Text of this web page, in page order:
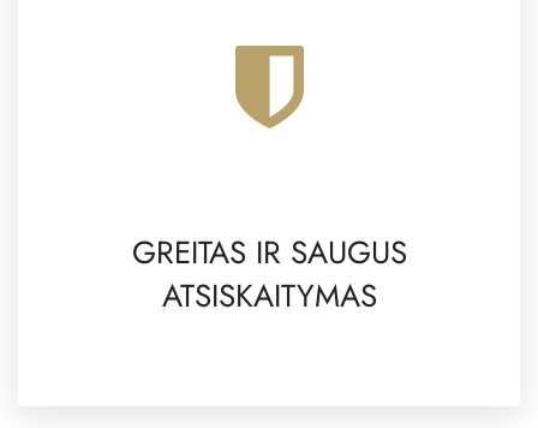
GREITAS IR SAUGUS
ATSISKAITYMAS